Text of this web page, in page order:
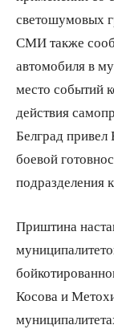
светошумовых
СМИ также
автомобиля в
место событий
действия
Белград
боевой
подразделения
Приштина
Косова и